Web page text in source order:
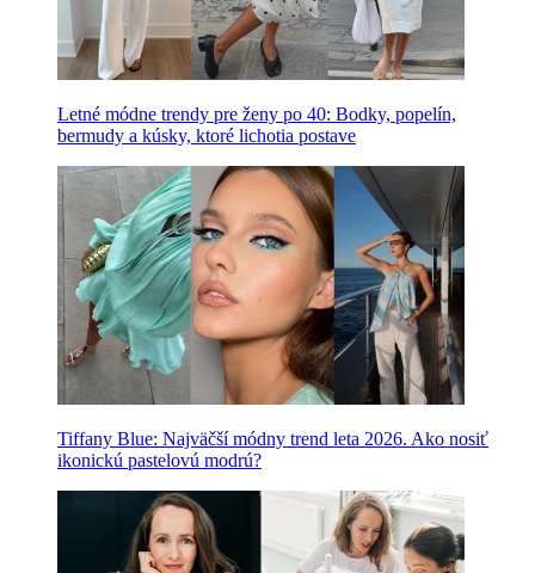
Letné módne trendy pre ženy po 40: Bodky, popelín,
bermudy a kúsky, ktoré lichotia postave
Tiffany Blue: Najväčší módny trend leta 2026. Ako nosiť
ikonickú pastelovú modrú?